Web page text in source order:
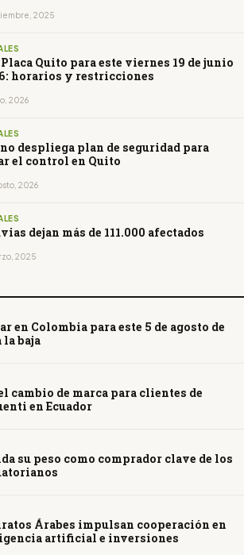
2025
Quito para este viernes 19 de junio
horarios y restricciones
2026
despliega plan de seguridad para
el control en Quito
2026
dejan más de 111.000 afectados
2025
en Colombia para este 5 de agosto de
la baja
cambio de marca para clientes de
en Ecuador
su peso como comprador clave de los
Árabes impulsan cooperación en
artificial e inversiones